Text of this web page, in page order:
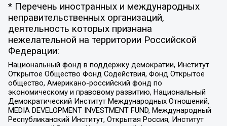
* Перечень иностранных и международных
неправительственных организаций,
деятельность которых признана
нежелательной на территории Российской
Федерации:
Национальный фонд в поддержку демократии, Институт
Открытое Общество Фонд Содействия, Фонд Открытое
общество, Американо-российский фонд по
экономическому и правовому развитию, Национальный
Демократический Институт Международных Отношений,
MEDIA DEVELOPMENT INVESTMENT FUND, Международный
Республиканский Институт, Открытая Россия, Институт